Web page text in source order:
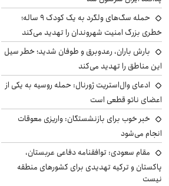
حمله سگ‌های ولگرد به یک کودک ۹ ساله؛
خطری بزرگ امنیت شهروندان را تهدید می‌کند
بارش باران، رعدوبرق و طوفان شدید؛ خطر سیل
این مناطق را تهدید می‌کند
ادعای وال‌استریت ژورنال: حمله روسیه به یکی از
اعضای ناتو قطعی است
خبر خوب برای بازنشستگان: واریزی معوقات
انجام می‌شود
مقام سعودی: توافقنامه دفاعی عربستان،
پاکستان و ترکیه تهدیدی برای کشورهای منطقه
نیست